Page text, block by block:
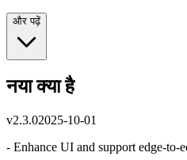
और पढ़ें
नया क्या है
v2.3.02025-10-01
- Enhance UI and support edge-to-